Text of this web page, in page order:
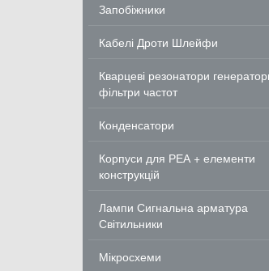
Запобіжники
Кабелі Дроти Шлейфи
Кварцеві резонатори
фільтри частот
Конденсатори
Корпуси для РЕА + елементи
конструкцій
Лампи Сигнальна арматура
Світильники
Мікросхеми